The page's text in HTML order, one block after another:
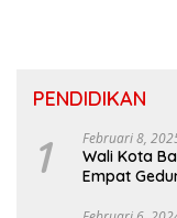
PENDIDIKAN
1 Februari 8,
Wali Kota
Empat